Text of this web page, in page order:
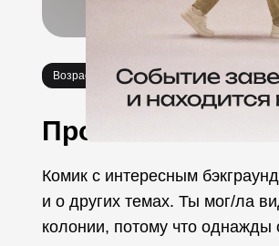
Возраст 18+ Стендап
Про событие
Комик с интересным
и о других темах. Ты мог/ла
колонии, потому что однажды